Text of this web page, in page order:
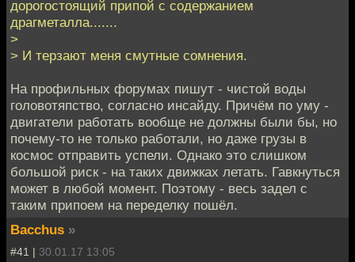
дорогостоящий припой с содержанием
драгметалла.......
>
> И терзают меня смутные сомнения.
На профильных форумах пишут - чистой воды
головотяпство, согласно инсайду. Причём по уму -
двигатели работать вообще не должны были бы, но
почему-то не только работали, но даже грузы в
космос отправить успели. Однако это слишком
большой риск - на таких движках летать. Гавкнуться
может в любой момент. Поэтому - весь задел с
таким припоем на переделку пошёл.
Bacchus »
#41 | 30.01.17 13:05